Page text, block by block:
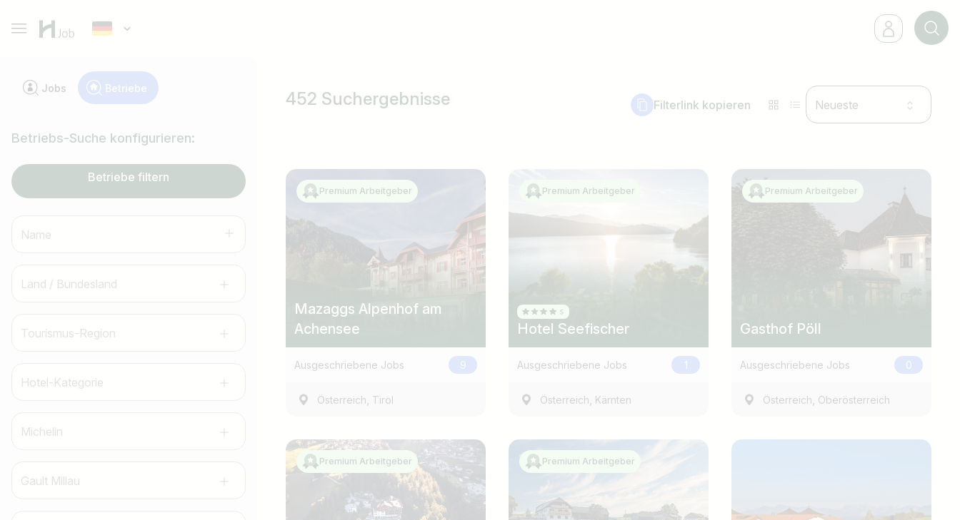
Jobs Betriebe
Betriebs-Suche konfigurieren:
Betriebe filtern
Name
Land / Bundesland
Tourismus-Region
Hotel-Kategorie
Michelin
Gault Millau
452 Suchergebnisse Filterlink kopieren Neueste
Premium Arbeitgeber
Mazaggs Alpenhof am
Achensee
Ausgeschriebene Jobs 9
Österreich, Tirol
Premium Arbeitgeber
Hotel Seefischer
Ausgeschriebene Jobs 1
Österreich, Kärnten
Premium Arbeitgeber
Gasthof Pöll
Ausgeschriebene Jobs 0
Österreich, Oberösterreich
Premium Arbeitgeber Premium Arbeitgeber